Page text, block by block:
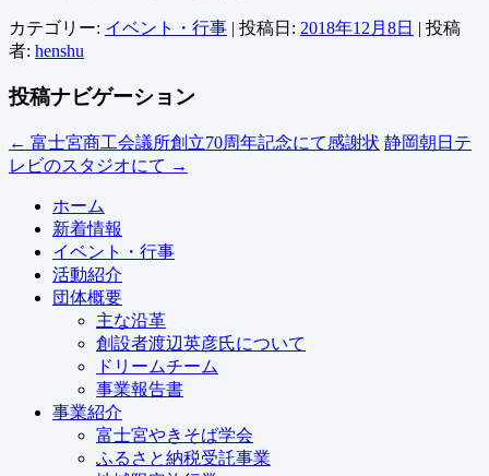
カテゴリー: イベント・行事 | 投稿日: 2018年12月8日 | 投稿
者: henshu
投稿ナビゲーション
← 富士宮商工会議所創立70周年記念にて感謝状 静岡朝日テ
レビのスタジオにて →
ホーム
新着情報
イベント・行事
活動紹介
団体概要
主な沿革
創設者渡辺英彦氏について
ドリームチーム
事業報告書
事業紹介
富士宮やきそば学会
ふるさと納税受託事業